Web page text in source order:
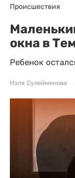
Происшествия
окна в
Ребенок
Нэля Сулейменова